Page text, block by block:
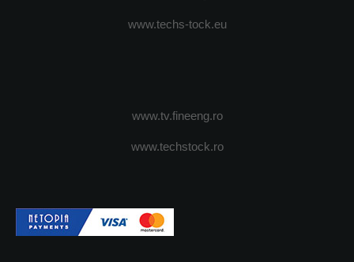
www.techs-tock.eu
www.tv.fineeng.ro
www.techstock.ro